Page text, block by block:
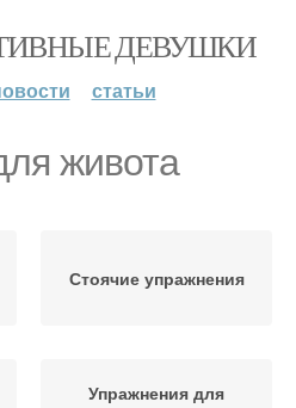
ДЕВУШКИ
статьи
живота
Стоячие упражнения
Упражнения для